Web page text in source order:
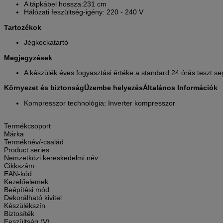
A tápkábel hossza:231 cm
Hálózati feszültség-igény: 220 - 240 V
Tartozékok
Jégkockatartó
Megjegyzések
A készülék éves fogyasztási értéke a standard 24 órás teszt
Környezet és biztonságÜzembe helyezésÁltalános Információk
Kompresszor technológia: Inverter kompresszor
Termékcsoport
Márka
Terméknév/-család
Product series
Nemzetközi kereskedelmi név
Cikkszám
EAN-kód
Kezelőelemek
Beépítési mód
Dekorálható kivitel
Készülékszín
Biztosíték